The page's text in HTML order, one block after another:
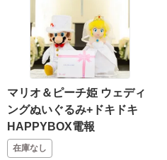
ご
注
文
内
容
の
マリオ＆ピーチ姫 ウェディ
ングぬいぐるみ+ドキドキ
HAPPYBOX電報
在庫なし